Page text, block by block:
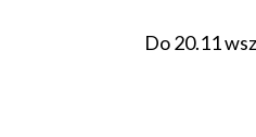
Do 20.11